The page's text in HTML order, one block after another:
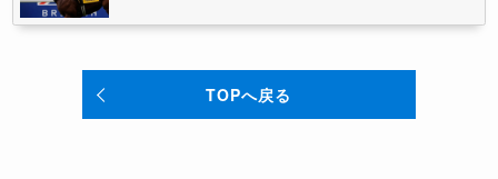
TOPへ戻る